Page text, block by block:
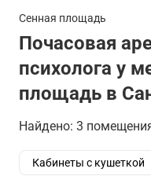
Сенная площадь
Почасовая
психолога у
площадь в
Найдено: 3
Кабинеты с кушеткой